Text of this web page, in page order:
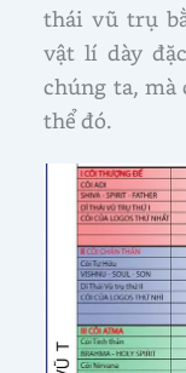
thái vũ trụ
vật lí dày
chúng ta, mà
thể đó.